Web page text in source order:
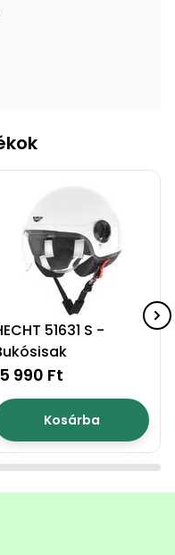
51631 S -
990 Ft
Kosárba